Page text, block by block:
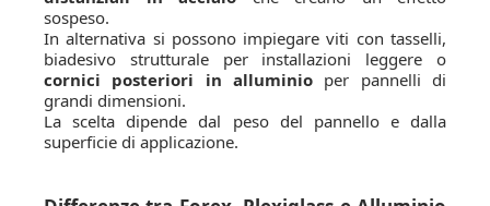
sospeso.
In alternativa si possono impiegare viti con tasselli,
biadesivo strutturale per installazioni leggere o
cornici posteriori in alluminio per pannelli di
grandi dimensioni.
La scelta dipende dal peso del pannello e dalla
superficie di applicazione.